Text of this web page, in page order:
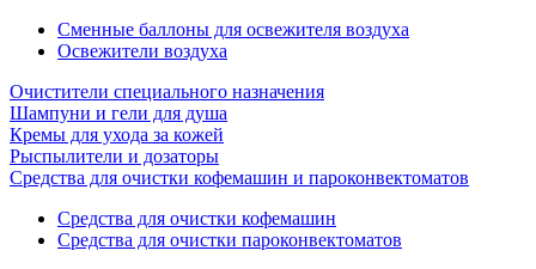
Сменные баллоны для освежителя воздуха
Освежители воздуха
Очистители специального назначения
Шампуни и гели для душа
Кремы для ухода за кожей
Рыспылители и дозаторы
Cредства для очистки кофемашин и пароконвектоматов
Средства для очистки кофемашин
Cредства для очистки пароконвектоматов